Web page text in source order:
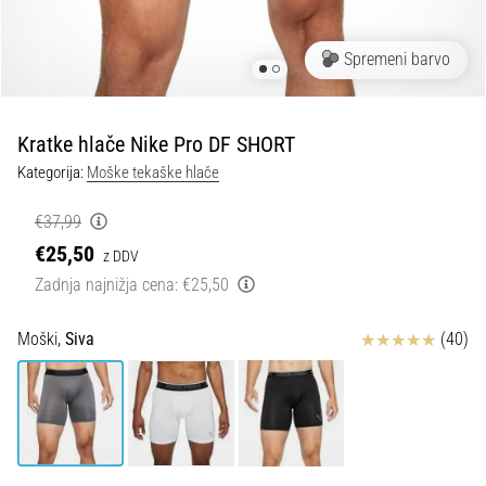
spremembo
Kaj
sta
kako
izvajamo?
»shuttle
run«
oziroma
tek
spremembo
Spremeni barvo
Kratke hlače Nike Pro DF SHORT
Kategorija: Moške tekaške hlače
€37,99
€25,50 z DDV
Zadnja najnižja cena: €25,50
Moški, Siva Ocena izdelka(40)